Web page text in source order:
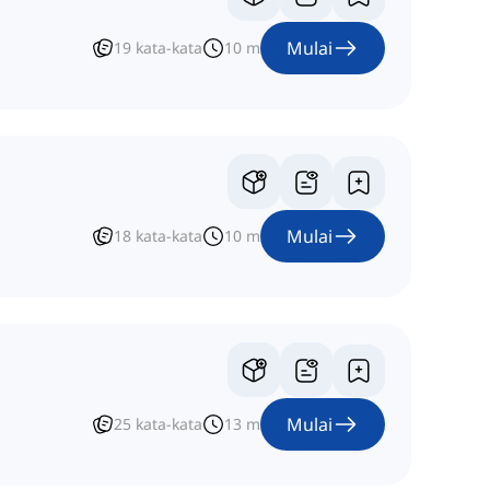
19 kata-kata 10 m Mulai
18 kata-kata 10 m Mulai
25 kata-kata 13 m Mulai